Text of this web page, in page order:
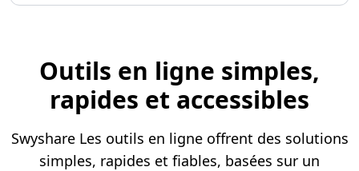
Outils en ligne simples,
rapides et accessibles
Swyshare Les outils en ligne offrent des solutions
simples, rapides et fiables, basées sur un